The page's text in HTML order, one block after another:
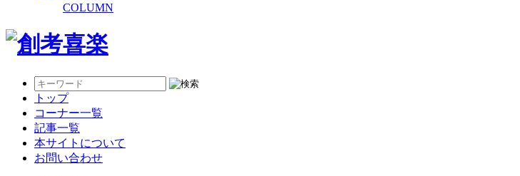
COLUMN
トップ
コーナー一覧
記事一覧
本サイトについて
お問い合わせ